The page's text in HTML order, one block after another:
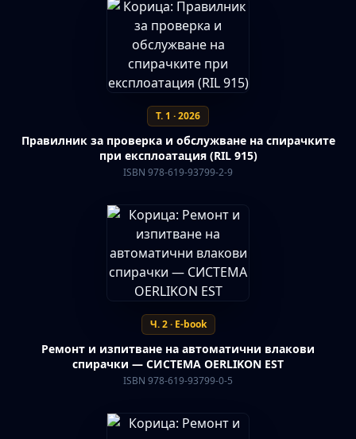
Т. 1 · 2026
Правилник за проверка и обслужване на спирачките
при експлоатация (RIL 915)
ISBN 978-619-93799-2-9
Ч. 2 · E-book
Ремонт и изпитване на автоматични влакови
спирачки — СИСТЕМА OERLIKON EST
ISBN 978-619-93799-0-5